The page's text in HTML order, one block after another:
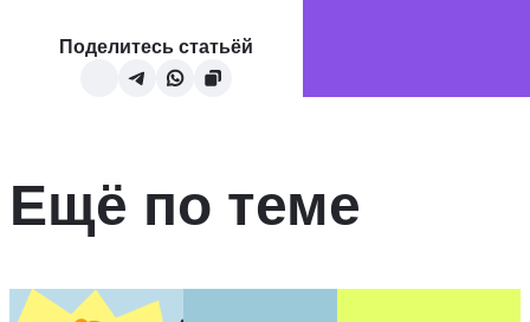
Поделитесь статьёй
Ещё по теме